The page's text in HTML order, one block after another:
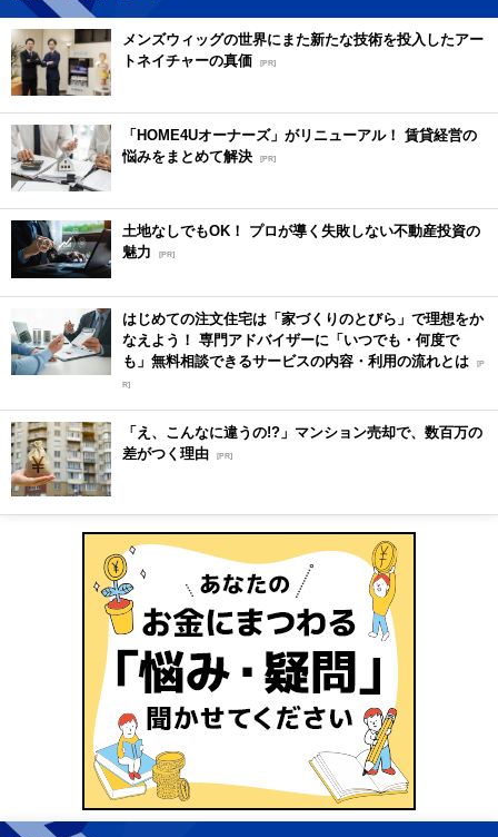
メンズウィッグの世界にまた新たな技術を投入したアー
トネイチャーの真価 [PR]
「HOME4Uオーナーズ」がリニューアル！ 賃貸経営の
悩みをまとめて解決 [PR]
土地なしでもOK！ プロが導く失敗しない不動産投資の
魅力
[PR]
はじめての注文住宅は「家づくりのとびら」で理想をか
なえよう！ 専門アドバイザーに「いつでも・何度で
も」無料相談できるサービスの内容・利用の流れとは [P
R]
「え、こんなに違うの!?」マンション売却で、数百万の
差がつく理由 [PR]